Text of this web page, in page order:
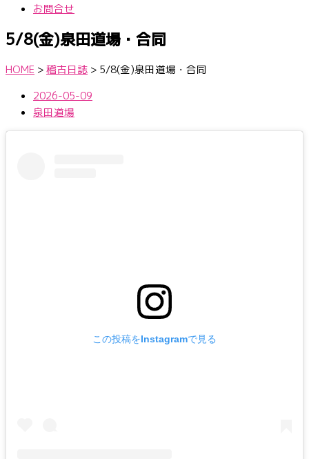
お問合せ
5/8(金)泉田道場・合同
HOME >稽古日誌 > 5/8(金)泉田道場・合同
2026-05-09
泉田道場
この投稿をInstagramで見る